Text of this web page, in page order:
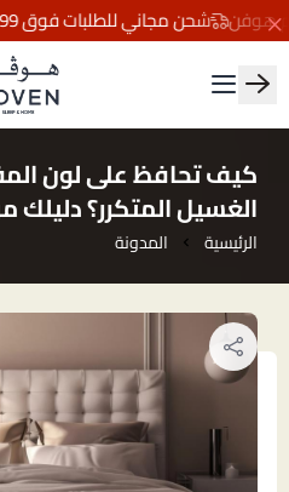
شحن مجاني للطلبات فوق 299 ريال مع كود خصم هوفن
مفارش
كيف تحافظ على لون
الغسيل المتكرر؟
الرئيسية المدونة